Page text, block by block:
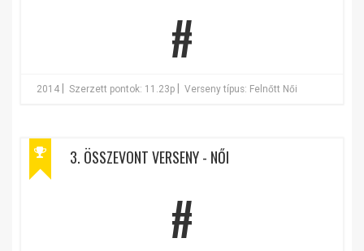
#
2014 Szerzett pontok: 11.23p Verseny típus: Felnőtt Női
3. ÖSSZEVONT VERSENY - NŐI
#